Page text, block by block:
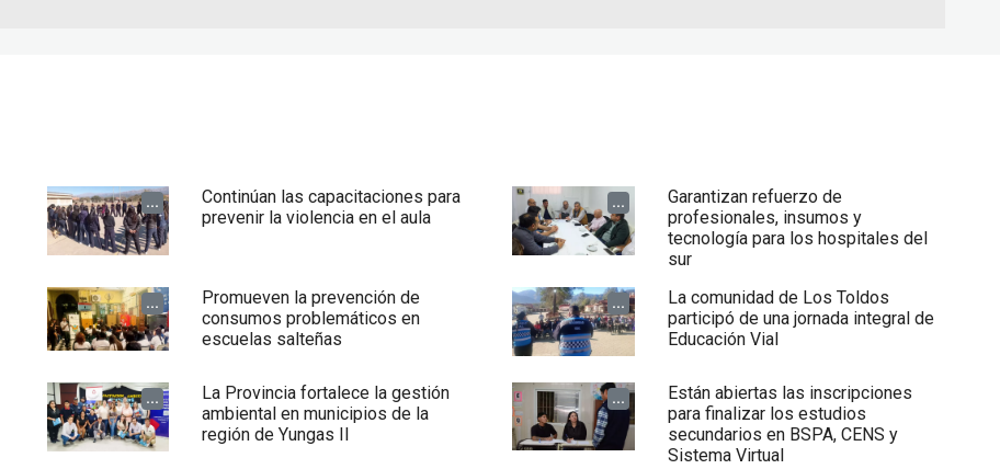
...
Continúan las capacitaciones para
prevenir la violencia en el aula
...
Garantizan refuerzo de
profesionales, insumos y
tecnología para los hospitales del
sur
...
Promueven la prevención de
consumos problemáticos en
escuelas salteñas
...
La comunidad de Los Toldos
participó de una jornada integral de
Educación Vial
...
La Provincia fortalece la gestión
ambiental en municipios de la
región de Yungas II
...
Están abiertas las inscripciones
para finalizar los estudios
secundarios en BSPA, CENS y
Sistema Virtual